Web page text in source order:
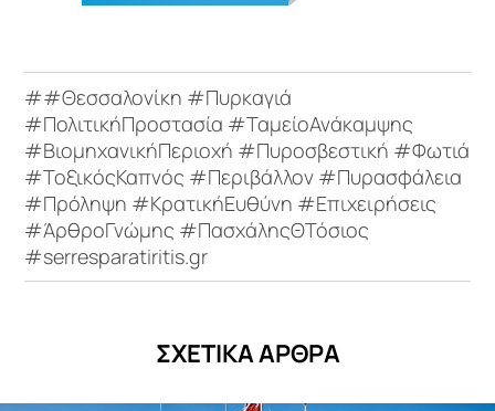
##Θεσσαλονίκη #Πυρκαγιά
#ΠολιτικήΠροστασία #ΤαμείοΑνάκαμψης
#ΒιομηχανικήΠεριοχή #Πυροσβεστική #Φωτιά
#ΤοξικόςΚαπνός #Περιβάλλον #Πυρασφάλεια
#Πρόληψη #ΚρατικήΕυθύνη #Επιχειρήσεις
#ΆρθροΓνώμης #ΠασχάληςΘΤόσιος
#serresparatiritis.gr
ΣΧΕΤΙΚΑ ΑΡΘΡΑ